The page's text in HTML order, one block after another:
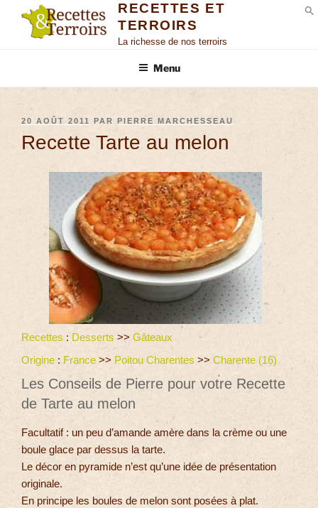
RECETTES ET
TERROIRS
La richesse de nos terroirs
Menu
20 AOÛT 2011 PAR PIERRE MARCHESSEAU
Recette Tarte au melon
Recettes : Desserts >> Gâteaux
Origine : France >> Poitou Charentes >> Charente (16)
Les Conseils de Pierre pour votre Recette
de Tarte au melon
Facultatif : un peu d’amande amère dans la crème ou une
boule glace par dessus la tarte.
Le décor en pyramide n’est qu’une idée de présentation
originale.
En principe les boules de melon sont posées à plat.